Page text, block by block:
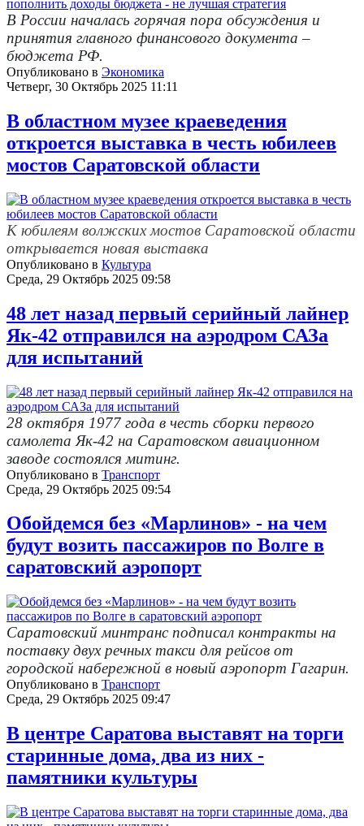
В России началась горячая пора обсуждения и
принятия главного финансового документа –
бюджета РФ.
Опубликовано в Экономика
Четверг, 30 Октябрь 2025 11:11
В областном музее краеведения
откроется выставка в честь юбилеев
мостов Саратовской области
К юбилеям волжских мостов Саратовской области
открывается новая выставка
Опубликовано в Культура
Среда, 29 Октябрь 2025 09:58
48 лет назад первый серийный лайнер
Як-42 отправился на аэродром САЗа
для испытаний
28 октября 1977 года в честь сборки первого
самолета Як-42 на Саратовском авиационном
заводе состоялся митинг.
Опубликовано в Транспорт
Среда, 29 Октябрь 2025 09:54
Обойдемся без «Марлинов» - на чем
будут возить пассажиров по Волге в
саратовский аэропорт
Саратовский минтранс подписал контракты на
поставку двух речных такси для рейсов от
городской набережной в новый аэропорт Гагарин.
Опубликовано в Транспорт
Среда, 29 Октябрь 2025 09:47
В центре Саратова выставят на торги
старинные дома, два из них -
памятники культуры